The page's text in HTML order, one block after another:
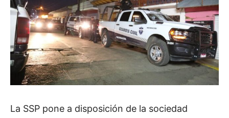
La SSP pone a disposición de la sociedad